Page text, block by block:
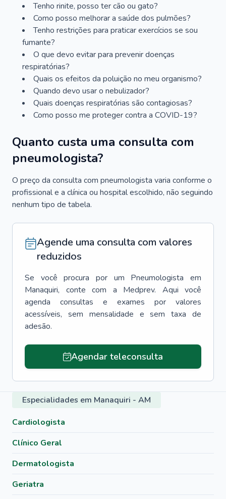
Tenho rinite, posso ter cão ou gato?
Como posso melhorar a saúde dos pulmões?
Tenho restrições para praticar exercícios se sou
fumante?
O que devo evitar para prevenir doenças
respiratórias?
Quais os efeitos da poluição no meu organismo?
Quando devo usar o nebulizador?
Quais doenças respiratórias são contagiosas?
Como posso me proteger contra a COVID-19?
Quanto custa uma consulta com
pneumologista?
O preço da consulta com pneumologista varia conforme o
profissional e a clínica ou hospital escolhido, não seguindo
nenhum tipo de tabela.
Agende uma consulta com valores
reduzidos
Se você procura por um Pneumologista
em
Manaquiri, conte com a Medprev. Aqui você
agenda consultas e exames por valores
acessíveis, sem mensalidade e sem taxa de
adesão.
Agendar teleconsulta
Especialidades em Manaquiri - AM
Cardiologista
Clínico Geral
Dermatologista
Geriatra